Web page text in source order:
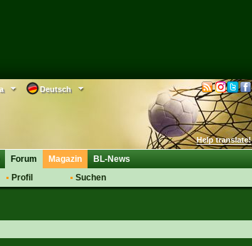
Deutsch
Help translate!
Forum
Profil
Suchen
Magazin BL-News